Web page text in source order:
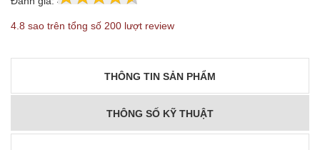
4.8 sao trên tổng số 200 lượt review
THÔNG TIN SẢN PHẨM
THÔNG SỐ KỸ THUẬT